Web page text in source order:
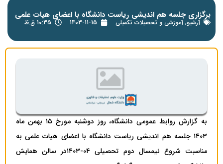
برگزاری جلسه هم اندیشی ریاست دانشگاه با اعضای هیات علمی
آرشیو, آموزشی و تحصیلات تکمیلی 1403-11-15 10:35 ق.ظ
به گزارش روابط عمومی دانشگاه، روز دوشنبه مورخ ۱۵ بهمن ماه
۱۴۰۳ جلسه هم اندیشی ریاست دانشگاه با اعضای هیات علمی به
مناسبت شروع نیمسال دوم تحصیلی ۰۴-۱۴۰۳در سالن همایش